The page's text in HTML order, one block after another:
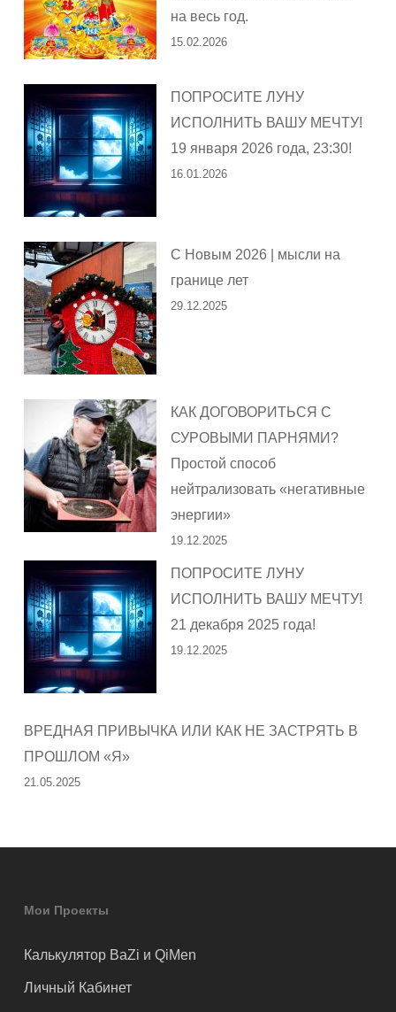
на весь год.
15.02.2026
ПОПРОСИТЕ ЛУНУ
ИСПОЛНИТЬ ВАШУ МЕЧТУ!
19 января 2026 года, 23:30!
16.01.2026
С Новым 2026 | мысли на
границе лет
29.12.2025
КАК ДОГОВОРИТЬСЯ С
СУРОВЫМИ ПАРНЯМИ?
Простой способ
нейтрализовать «негативные
энергии»
19.12.2025
ПОПРОСИТЕ ЛУНУ
ИСПОЛНИТЬ ВАШУ МЕЧТУ!
21 декабря 2025 года!
19.12.2025
ВРЕДНАЯ ПРИВЫЧКА ИЛИ КАК НЕ ЗАСТРЯТЬ В
ПРОШЛОМ «Я»
21.05.2025
Мои Проекты
Калькулятор BaZi и QiMen
Личный Кабинет